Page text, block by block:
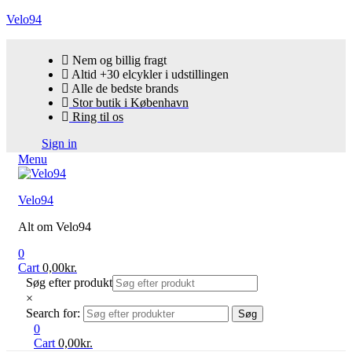
Velo94
Nem og billig fragt
Altid +30 elcykler i udstillingen
Alle de bedste brands
Stor butik i København
Ring til os
Sign in
Menu
Velo94
Alt om Velo94
0
Cart 0,00kr.
Søg efter produkt
×
Search for:
Søg
0
Cart 0,00kr.